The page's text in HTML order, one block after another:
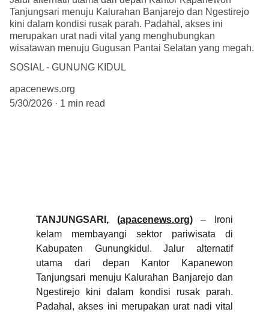
Tanjungsari menuju Kalurahan Banjarejo dan Ngestirejo
kini dalam kondisi rusak parah. Padahal, akses ini
merupakan urat nadi vital yang menghubungkan
wisatawan menuju Gugusan Pantai Selatan yang megah.
SOSIAL - GUNUNG KIDUL
apacenews.org
5/30/2026
1 min read
TANJUNGSARI, (apacenews.org)– Ironi
kelam membayangi sektor pariwisata di
Kabupaten Gunungkidul. Jalur alternatif
utama dari depan Kantor Kapanewon
Tanjungsari menuju Kalurahan Banjarejo dan
Ngestirejo kini dalam kondisi rusak parah.
Padahal, akses ini merupakan urat nadi vital